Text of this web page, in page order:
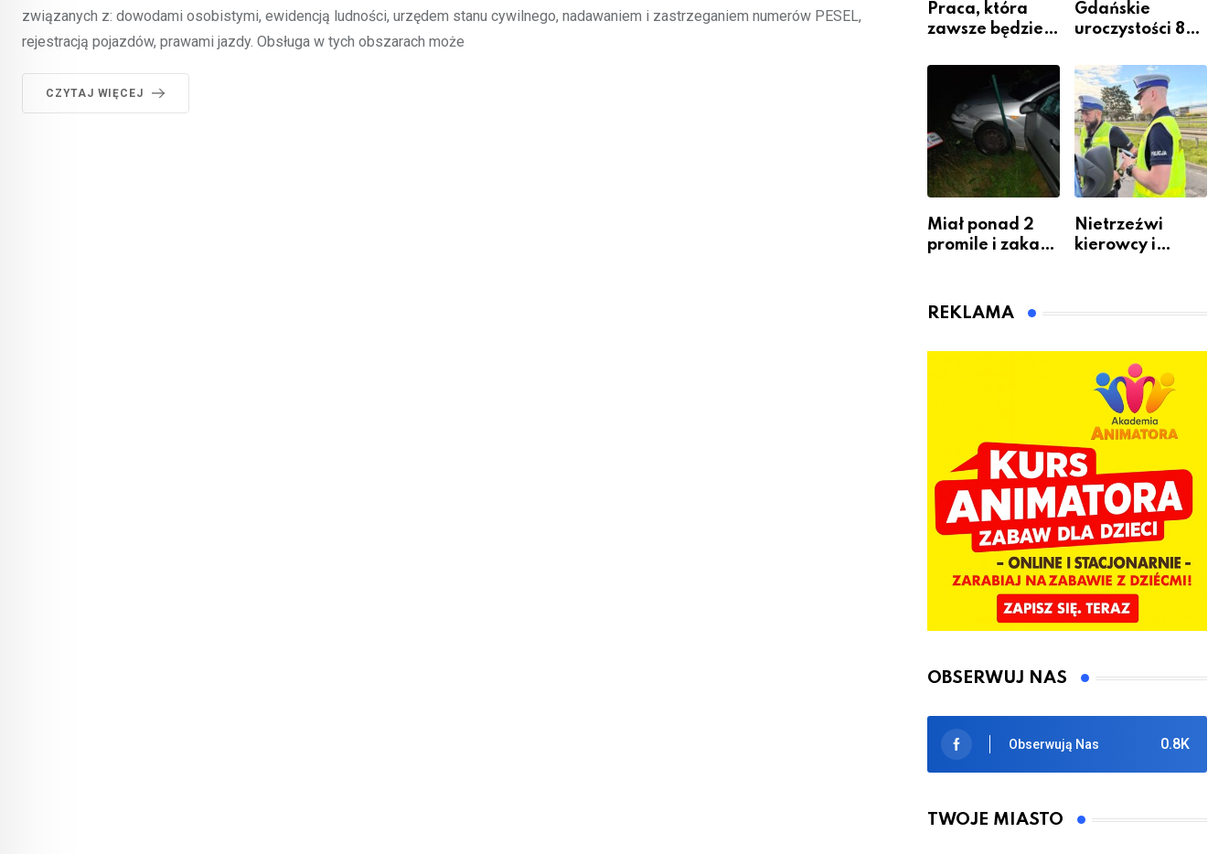
związanych z: dowodami osobistymi, ewidencją ludności, urzędem stanu cywilnego, nadawaniem i zastrzeganiem numerów PESEL,
rejestracją pojazdów, prawami jazdy. Obsługa w tych obszarach może
CZYTAJ WIĘCEJ
Praca, która
zawsze będzie
krawiectwo
zawodem
przyszłości i
gdzie się go
nauczyć?
Gdańskie
uroczystości 82.
wybuchu
Powstania
Warszawskiego
Miał ponad 2
promile i zakaz
kierownicę w
Nietrzeźwi
kierowcy i
REKLAMA
OBSERWUJ NAS
0.8K
Obserwują Nas
TWOJE MIASTO